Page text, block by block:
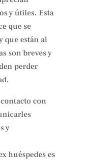
y útiles. Esta
que se
que están al
son breves y
perder
con
y
huéspedes es